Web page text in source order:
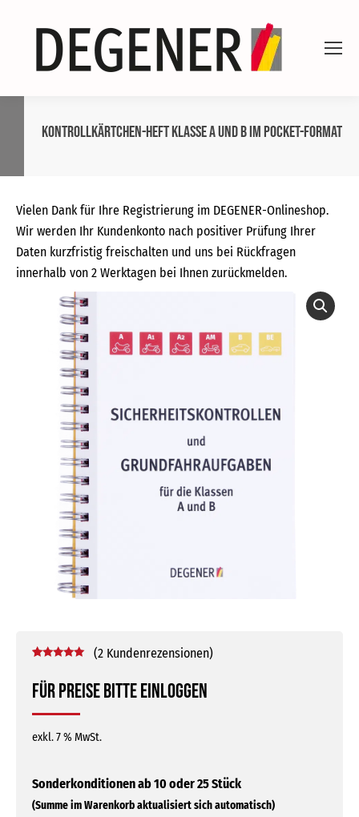
Kontrollkärtchen-Heft Klasse A und B im Pocket-Format
Vielen Dank für Ihre Registrierung im DEGENER-Onlineshop.
Wir werden Ihr Kundenkonto nach positiver Prüfung Ihrer
Daten kurzfristig freischalten und uns bei Rückfragen
innerhalb von 2 Werktagen bei Ihnen zurückmelden.
Für Preise bitte einloggen
5.00
basierend
Kundenbewertungen
(2 Kundenrezensionen)
exkl. 7 % MwSt.